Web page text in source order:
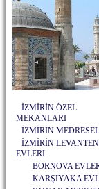
İZMİRİN ÖZEL
MEKANLARI
İZMİRİN
İZMİRİN LEVANTEN
EVLERİ
BORNOVA
KARŞIYAKA